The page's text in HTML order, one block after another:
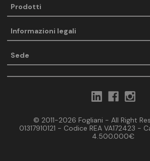
Prodotti
Informazioni legali
Sede
© 2011-2026 Fogliani - All Right
01317910121 - Codice REA VA172423 -
4.500.000€